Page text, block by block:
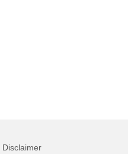
Disclaimer